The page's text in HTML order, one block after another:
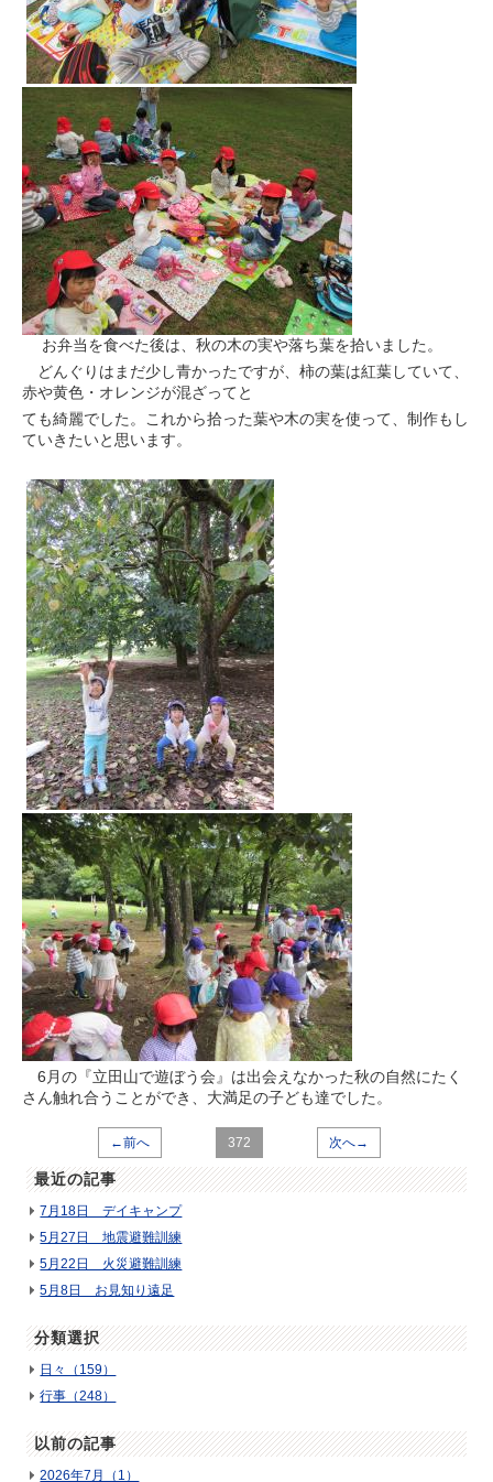
お弁当を食べた後は、秋の木の実や落ち葉を拾いました。
どんぐりはまだ少し青かったですが、柿の葉は紅葉していて、
赤や黄色・オレンジが混ざってと
ても綺麗でした。これから拾った葉や木の実を使って、制作もし
ていきたいと思います。
6月の『立田山で遊ぼう会』は出会えなかった秋の自然にたく
さん触れ合うことができ、大満足の子ども達でした。
←前へ 372 次へ→
最近の記事
7月18日 デイキャンプ
5月27日 地震避難訓練
5月22日 火災避難訓練
5月8日 お見知り遠足
分類選択
日々（159）
行事（248）
以前の記事
2026年7月（1）